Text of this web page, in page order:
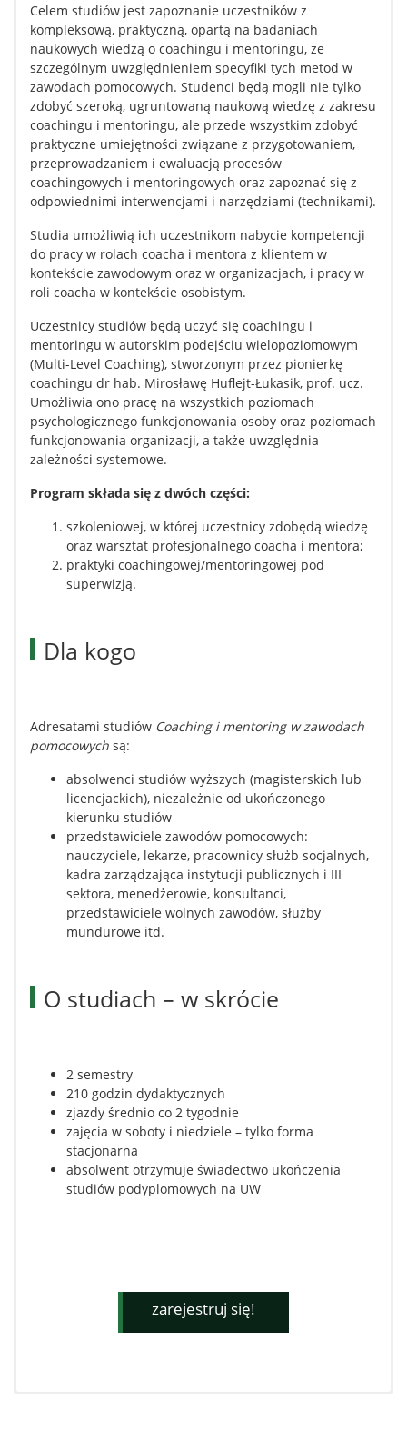
Celem studiów jest zapoznanie uczestników z
kompleksową, praktyczną, opartą na badaniach
naukowych wiedzą o coachingu i mentoringu, ze
szczególnym uwzględnieniem specyfiki tych metod w
zawodach pomocowych. Studenci będą mogli nie tylko
zdobyć szeroką, ugruntowaną naukową wiedzę z zakresu
coachingu i mentoringu, ale przede wszystkim zdobyć
praktyczne umiejętności związane z przygotowaniem,
przeprowadzaniem i ewaluacją procesów
coachingowych i mentoringowych oraz zapoznać się z
odpowiednimi interwencjami i narzędziami (technikami).
Studia umożliwią ich uczestnikom nabycie kompetencji
do pracy w rolach coacha i mentora z klientem w
kontekście zawodowym oraz w organizacjach, i pracy w
roli coacha w kontekście osobistym.
Uczestnicy studiów będą uczyć się coachingu i
mentoringu w autorskim podejściu wielopoziomowym
(Multi-Level Coaching), stworzonym przez pionierkę
coachingu dr hab. Mirosławę Huflejt-Łukasik, prof. ucz.
Umożliwia ono pracę na wszystkich poziomach
psychologicznego funkcjonowania osoby oraz poziomach
funkcjonowania organizacji, a także uwzględnia
zależności systemowe.
Program składa się z dwóch części:
szkoleniowej, w której uczestnicy zdobędą wiedzę
oraz warsztat profesjonalnego coacha i mentora;
praktyki coachingowej/mentoringowej pod
superwizją.
Dla kogo
Adresatami studiów Coaching i mentoring w zawodach
pomocowych są:
absolwenci studiów wyższych (magisterskich lub
licencjackich), niezależnie od ukończonego
kierunku studiów
przedstawiciele zawodów pomocowych:
nauczyciele, lekarze, pracownicy służb socjalnych,
kadra zarządzająca instytucji publicznych i III
sektora, menedżerowie, konsultanci,
przedstawiciele wolnych zawodów, służby
mundurowe itd.
O studiach – w skrócie
2 semestry
210 godzin dydaktycznych
zjazdy średnio co 2 tygodnie
zajęcia w soboty i niedziele – tylko forma
stacjonarna
absolwent otrzymuje świadectwo ukończenia
studiów podyplomowych na UW
zarejestruj się!